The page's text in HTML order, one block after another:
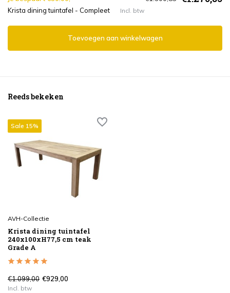
Krista dining tuintafel - Compleet Incl. btw
Toevoegen aan winkelwagen
Reeds bekeken
Sale 15%
AVH-Collectie
Krista dining tuintafel
240x100xH77,5 cm teak
Grade A
€1.099,00 €929,00
Incl. btw